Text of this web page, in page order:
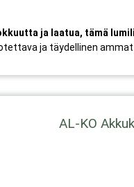
ja laatua, tämä
ja täydellinen
AL-KO